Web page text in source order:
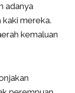
adanya
mereka.
kemaluan